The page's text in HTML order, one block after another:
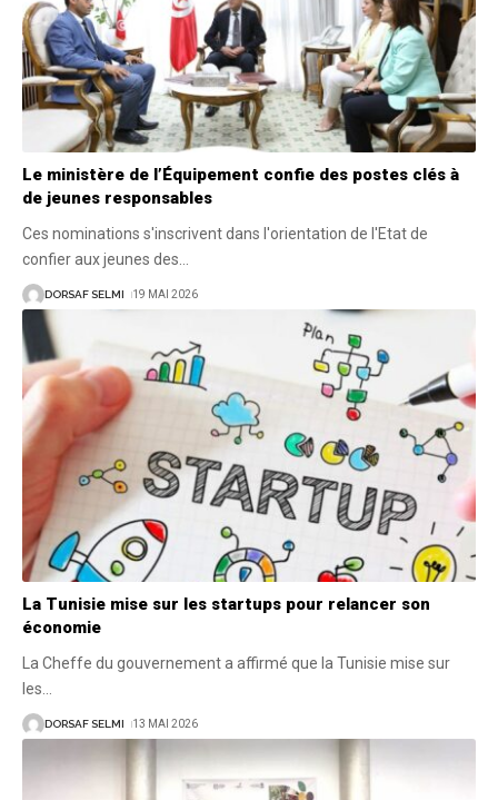
Le ministère de l’Équipement confie des postes clés à
de jeunes responsables
Ces nominations s'inscrivent dans l'orientation de l'Etat de
confier aux jeunes des
DORSAF SELMI 19 MAI 2026
La Tunisie mise sur les startups pour relancer son
économie
La Cheffe du gouvernement a affirmé que la Tunisie mise sur
les
DORSAF SELMI 13 MAI 2026